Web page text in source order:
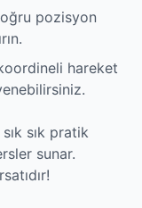
pozisyon
hareket
sık pratik
sunar.